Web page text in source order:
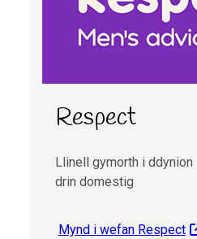
Respect
Llinell gymorth i ddynion
drin domestig
Mynd i wefan Respect